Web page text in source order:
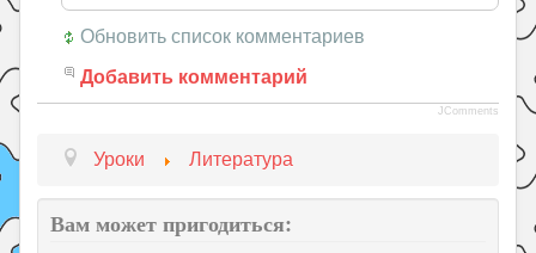
Обновить список комментариев
Добавить комментарий
JComments
Уроки Литература
Вам может пригодиться: